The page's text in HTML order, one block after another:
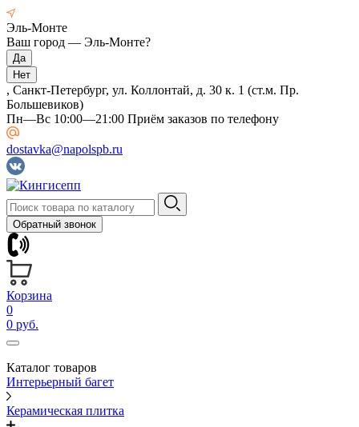
Эль-Монте
Ваш город — Эль-Монте?
, Санкт-Петербург, ул. Коллонтай, д. 30 к. 1 (ст.м. Пр.
Большевиков)
Пн—Вс 10:00—21:00 Приём заказов по телефону
dostavka@napolspb.ru
Обратный звонок
Корзина
0
0 руб.
Каталог товаров
Интерьерный багет
Керамическая плитка